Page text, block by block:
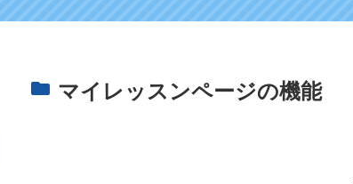
マイレッスンページの機能